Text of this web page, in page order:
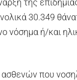
της
30.349
νόσημα ή/και
που